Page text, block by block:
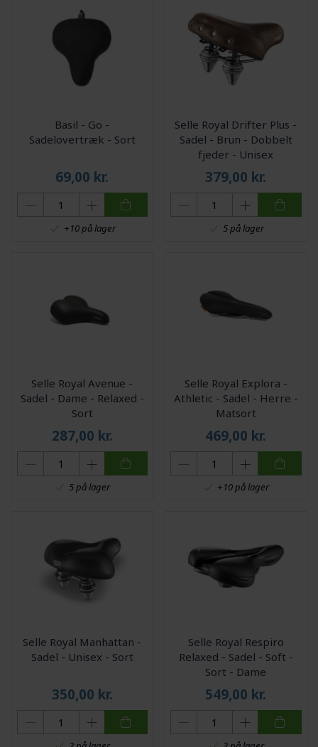
Basil - Go -
Sadelovertræk - Sort
69,00 kr.
+10 på lager
Selle Royal Drifter Plus -
Sadel - Brun - Dobbelt
fjeder - Unisex
379,00 kr.
5 på lager
Selle Royal Avenue -
Sadel - Dame - Relaxed -
Sort
287,00 kr.
5 på lager
Selle Royal Explora -
Athletic - Sadel - Herre -
Matsort
469,00 kr.
+10 på lager
Selle Royal Manhattan -
Sadel - Unisex - Sort
350,00 kr.
Selle Royal Respiro
Relaxed - Sadel - Soft -
Sort - Dame
549,00 kr.